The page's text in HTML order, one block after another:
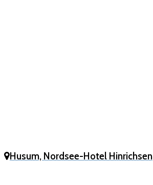
Husum, Nordsee-Hotel Hinrichsen